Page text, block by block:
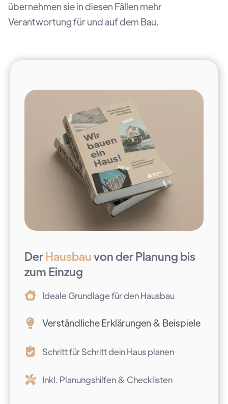
übernehmen sie in diesen Fällen mehr
Verantwortung für und auf dem Bau.
DerHausbauvon der Planung bis
zum Einzug
Ideale Grundlage für den Hausbau
Verständliche Erklärungen & Beispiele
Schritt für Schritt dein Haus planen
Inkl. Planungshilfen & Checklisten